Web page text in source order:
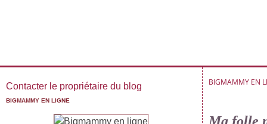
Contacter le propriétaire du blog
BIGMAMMY EN LIGNE
BIGMAMMY EN